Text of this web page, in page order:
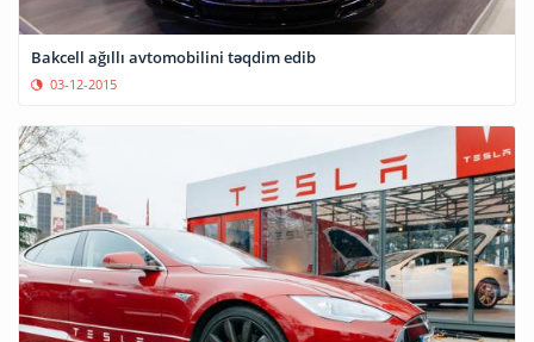
Bakcell ağıllı avtomobilini təqdim edib
03-12-2015